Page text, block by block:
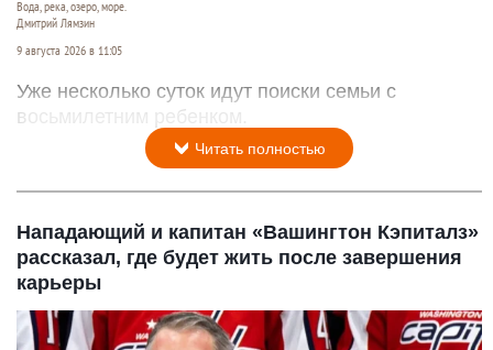
Вода, река, озеро, море.
Дмитрий Лямзин
9 августа 2026 в 11:05
Уже несколько суток идут поиски семьи с
восьмилетним ребенком.
Читать полностью
Нападающий и капитан «Вашингтон Кэпиталз»
рассказал, где будет жить после завершения
карьеры